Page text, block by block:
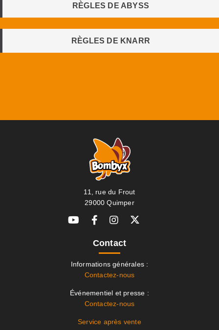
RÈGLES DE ABYSS
RÈGLES DE KNARR
11, rue du Frout
29000 Quimper
Contact
Informations générales :
Contactez-nous
Événementiel et presse :
Contactez-nous
Service après vente